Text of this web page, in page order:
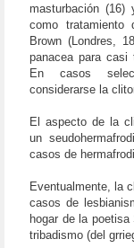
masturbación
como tratamiento
Brown (Londres,
panacea para casi
En casos
considerarse la
El aspecto de la
un
casos de
Eventualmente, la
casos de
hogar de la
tribadismo (del